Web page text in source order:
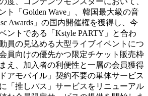
ト「Golden Wave」、韓国最大級の音
Awards」の国内開催権を獲得し、今
ントである「Kstyle PARTY」と合わ
員の見込める大型ライブイベントにつ
員向けの優先かつ限定チケット販売枠
え、加入者の利便性と一層の会員獲得
アモバイル」契約不要の単体サービス
「推しパス」サービスをリニューアル